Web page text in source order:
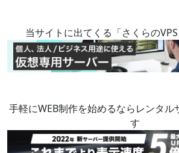
当サイトに出てくる「さくらの
手軽にWEB制作を始めるならレンタル
す